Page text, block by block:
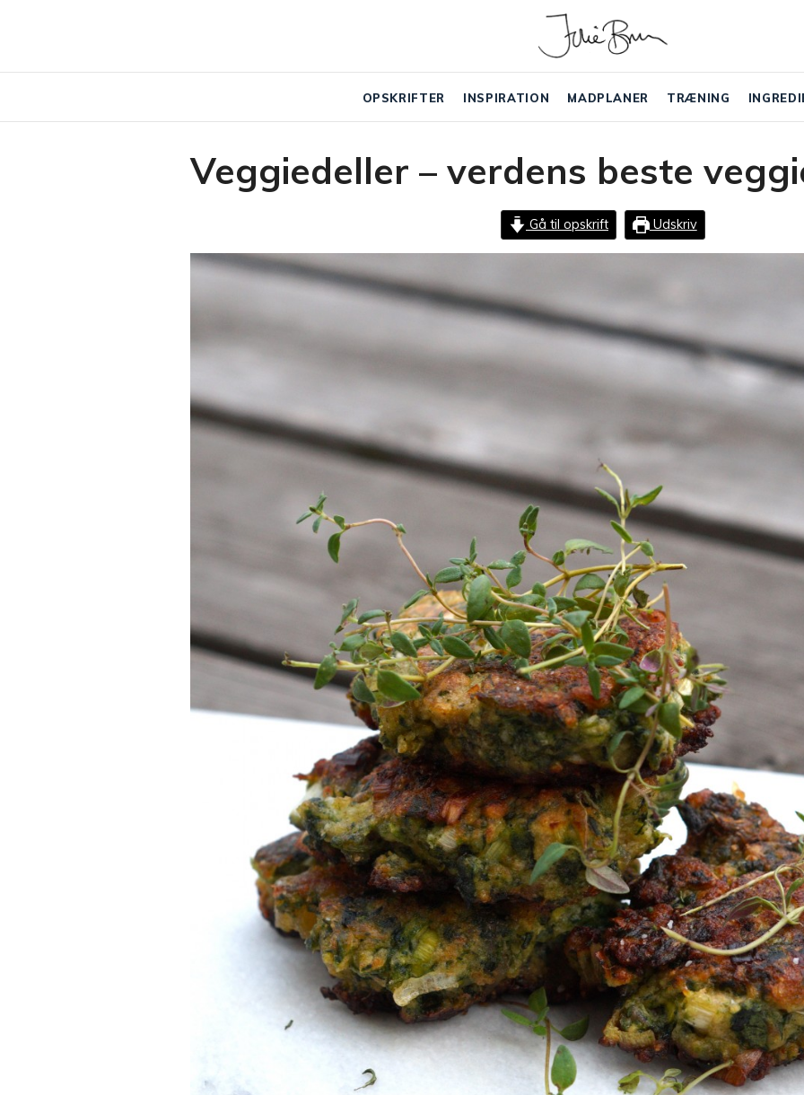
OPSKRIFTER INSPIRATION MADPLANER TRÆNING
Veggiedeller – verdens beste
Gå til opskrift Udskriv